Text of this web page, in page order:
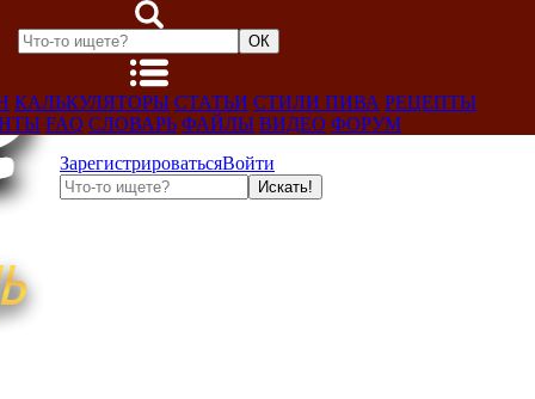
ЗарегистрироватьсяВойти
КАЛЬКУЛЯТОРЫ СТАТЬИ СТИЛИ ПИВА РЕЦЕПТЫ
FAQ СЛОВАРЬ ФАЙЛЫ ВИДЕО ФОРУМ